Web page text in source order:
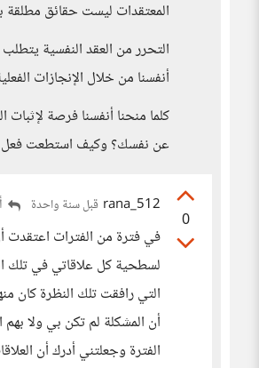
المعتقدات ليست حقائق
التحرر من العقد النفسية
أنفسنا من خلال الإنجازات
كلما منحنا أنفسنا فرصة
عن نفسك؟ وكيف استطعت
0
rana_512 قبل سنة واحدة
في فترة من الفترات
لسطحية كل علاقاتي في تلك
التي رافقت تلك النظرة كان
أن المشكلة لم تكن بي ولا بهم
الفترة وجعلتني أدرك أن